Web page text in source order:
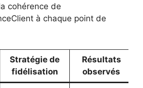
cohérence de
à chaque point de
Stratégie de
fidélisation
Résultats
observés